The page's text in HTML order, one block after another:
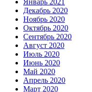
Декабрь 2020
Ноябрь 2020
Октябрь 2020
Сентябрь 2020
Август 2020
Июль 2020
Июнь 2020
Май 2020
Апрель 2020
Март 2020